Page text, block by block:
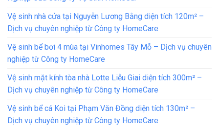
Vệ sinh nhà cửa tại Nguyễn Lương Bằng diện tích 120m² –
Dịch vụ chuyên nghiệp từ Công ty HomeCare
Vệ sinh bể bơi 4 mùa tại Vinhomes Tây Mỗ – Dịch vụ chuyên
nghiệp từ Công ty HomeCare
Vệ sinh mặt kính tòa nhà Lotte Liễu Giai diện tích 300m² –
Dịch vụ chuyên nghiệp từ Công ty HomeCare
Vệ sinh bể cá Koi tại Phạm Văn Đồng diện tích 130m² –
Dịch vụ chuyên nghiệp từ Công ty HomeCare